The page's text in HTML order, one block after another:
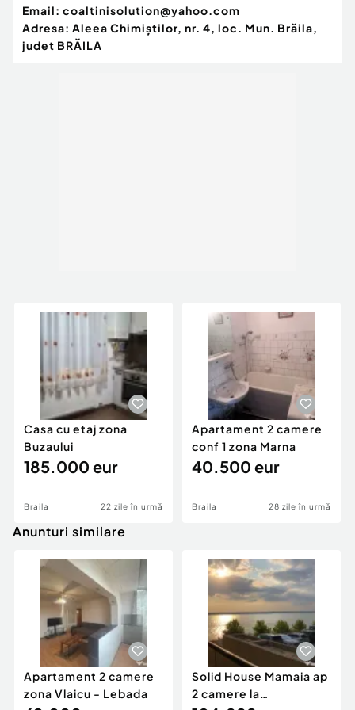
Email: coaltinisolution@yahoo.com
Adresa: Aleea Chimiştilor, nr. 4, loc. Mun. Brăila,
judet BRĂILA
Casa cu etaj zona
Buzaului
185.000 eur
Braila 22 zile în urmă
Apartament 2 camere
conf 1 zona Marna
40.500 eur
Braila 28 zile în urmă
Anunturi similare
Apartament 2 camere
zona Vlaicu - Lebada
Solid House Mamaia ap
2 camere la